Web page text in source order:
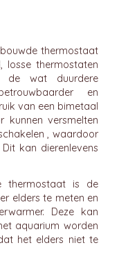
thermostaat
losse thermostaten
de wat duurdere
en
van een bimetaal
versmelten
, waardoor
kan dierenlevens
thermostaat is de
elders te meten en
Deze kan
aquarium worden
het elders niet te